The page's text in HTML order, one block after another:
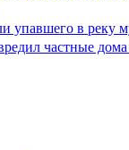
упавшего в реку
частные